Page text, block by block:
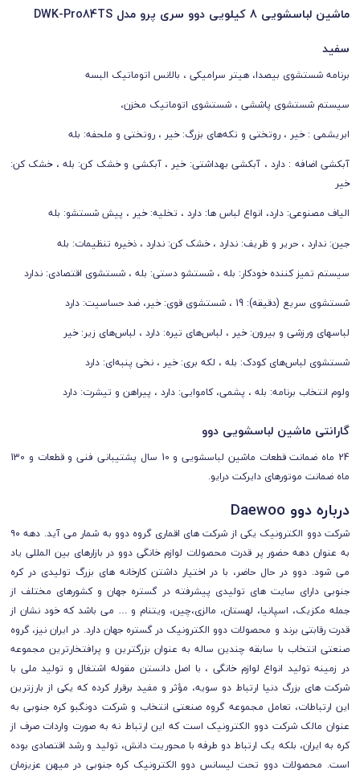
ماشین لباسشویی 8 کیلویی دوو سری پرو مدل DWK-Pro84TS
سفید
برنامه شستشوی بیصدا، هیتر سرامیکی ، بالانس اتوماتیک البسه
سیستم شستشوی پاششی ، شستشوی اتوماتیک مخزن،
ابریشمی :خیر ، روتختی و تکه‌های بزرگ: خیر ، روتختی و ملحفه: بله
آبکشی اضافه : دارد ، آبکشی بهداشتی: خیر ، آبکشی و خشک کن: بله ، خشک کن:
خیر
الیاف مصنوعی: دارد، انواع لباس ها: دارد ، تخلیه: خیر ، پیش شستشو: بله
جین: ندارد ، حریر و ظریف: ندارد ، خشک کن: ندارد ، ذخیره تنظیمات: بله
سیستم تمیز کننده خودکار: بله ، شستشو دستی: بله ، شستشوی اقتصادی: ندارد
شستشوی سریع (دقیقه): 19 ، شستشوی قوی: خیر، ضد حساسیت: دارد
لباسهای ورزشی و بیرون: خیر ، لباس‌های تیره: دارد ، لباس‌های زیر: خیر
شستشوی لباس‌های کودک: بله ، لکه بری: خیر ، نخی پنبه‌ای: دارد
ولوم انتخاب برنامه: بله ، پشمی، کاموایی: دارد ، پیراهن و تیشرت: دارد
گارانتی ماشین لباسشویی دوو
24 ماه ضمانت قطعات ماشین لباسشویی و 10 سال پشتیبانی فنی و قطعات و 130
ماه ضمانت موتورهای دایرکت درایو.
درباره دوو Daewoo
شرکت دوو الکترونیک یکی از شرکت های اقماری گروه دوو به شمار می آید. دهه ۹۰
به عنوان دهه حضور پر قدرت محصولات لوازم خانگی دوو در بازارهای بین المللی یاد
می شود. دوو در حال حاضر، با در اختیار داشتن کارخانه های بزرگ تولیدی در کره
جنوبی دارای سایت های تولیدی پیشرفته در گستره جهان و کشورهای مختلف از
جمله مکزیک، اسپانیا، لهستان، مالزی،چین، ویتنام و … می باشد که خود نشان از
قدرت رقابتی برند و محصولات دوو الکترونیک در گستره جهان دارد. در ایران نیز، گروه
صنعتی انتخاب با سابقه چندین ساله به عنوان بزرگترین و پرافتخارترین مجموعه
در زمینه تولید انواع لوازم خانگی ، با اصل دانستن مقوله اشتغال و تولید ملی با
شرکت های بزرگ دنیا ارتباط دو سویه، مؤثر و مفید برقرار کرده که یکی از بارزترین
این ارتباطات، تعامل مجموعه گروه صنعتی انتخاب و شرکت دونگبو کره جنوبی به
عنوان مالک شرکت دوو الکترونیک است که این ارتباط نه به صورت واردات صرف از
کره به ایران، بلکه یک ارتباط دو طرفه با محوریت دانش، تولید و رشد اقتصادی بوده
است. محصولات دوو تحت لیسانس دوو الکترونیک کره جنوبی در میهن عزیزمان